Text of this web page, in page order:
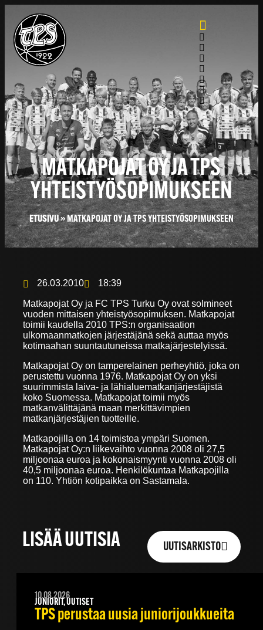
MATKAPOJAT OY JA TPS
YHTEISTYÖSOPIMUKSEEN
ETUSIVU»MATKAPOJAT OY JA TPS YHTEISTYÖSOPIMUKSEEN
26.03.2010 18:39
Matkapojat Oy ja FC TPS Turku Oy ovat solmineet
vuoden mittaisen yhteistyösopimuksen. Matkapojat
toimii kaudella 2010 TPS:n organisaation
ulkomaanmatkojen järjestäjänä sekä auttaa myös
kotimaahan suuntautuneissa matkajärjestelyissä.
Matkapojat Oy on tamperelainen perheyhtiö, joka on
perustettu vuonna 1976. Matkapojat Oy on yksi
suurimmista laiva- ja lähialuematkanjärjestäjistä
koko Suomessa. Matkapojat toimii myös
matkanvälittäjänä maan merkittävimpien
matkanjärjestäjien tuotteille.
Matkapojilla on 14 toimistoa ympäri Suomen.
Matkapojat Oy:n liikevaihto vuonna 2008 oli 27,5
miljoonaa euroa ja kokonaismyynti vuonna 2008 oli
40,5 miljoonaa euroa. Henkilökuntaa Matkapojilla
on 110. Yhtiön kotipaikka on Sastamala.
LISÄÄ UUTISIA UUTISARKISTO
10.08.2026
JUNIORIT, UUTISET
TPS perustaa uusia juniorijoukkueita